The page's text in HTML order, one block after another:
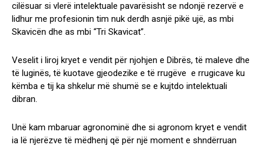
cilësuar si vlerë intelektuale pavarësisht se ndonjë rezervë e
lidhur me profesionin tim nuk derdh asnjë pikë ujë, as mbi
Skavicën dhe as mbi “Tri Skavicat”.
Veselit i liroj kryet e vendit për njohjen e Dibrës, të maleve dhe
të luginës, të kuotave gjeodezike e të rrugëve e rrugicave ku
këmba e tij ka shkelur më shumë se e kujtdo intelektuali
dibran.
Unë kam mbaruar agronominë dhe si agronom kryet e vendit
ia lë njerëzve të mëdhenj që për një moment e shndërruan